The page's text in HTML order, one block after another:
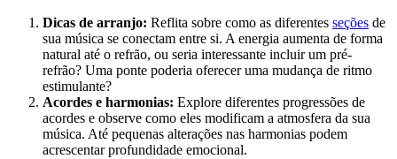
Dicas de arranjo: Reflita sobre como as diferentes seções de
sua música se conectam entre si. A energia aumenta de forma
natural até o refrão, ou seria interessante incluir um pré-
refrão? Uma ponte poderia oferecer uma mudança de ritmo
estimulante?
Acordes e harmonias: Explore diferentes progressões de
acordes e observe como eles modificam a atmosfera da sua
música. Até pequenas alterações nas harmonias podem
acrescentar profundidade emocional.